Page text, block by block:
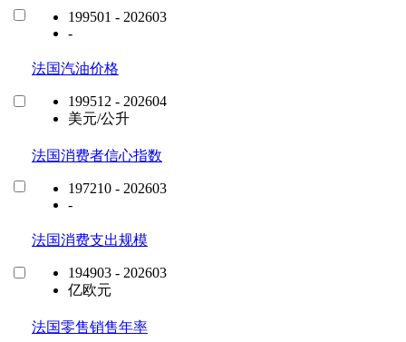
199501 - 202603
-
法国汽油价格
199512 - 202604
美元/公升
法国消费者信心指数
197210 - 202603
-
法国消费支出规模
194903 - 202603
亿欧元
法国零售销售年率